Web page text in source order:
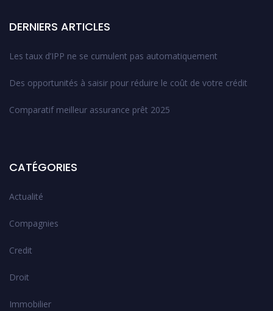
DERNIERS ARTICLES
Les taux d’IPP ne se cumulent pas automatiquement
Des opportunités à saisir pour réduire le coût de votre crédit
Comparatif meilleur assurance prêt 2025
CATÉGORIES
Actualité
Compagnies
Credit
Droit
Immobilier